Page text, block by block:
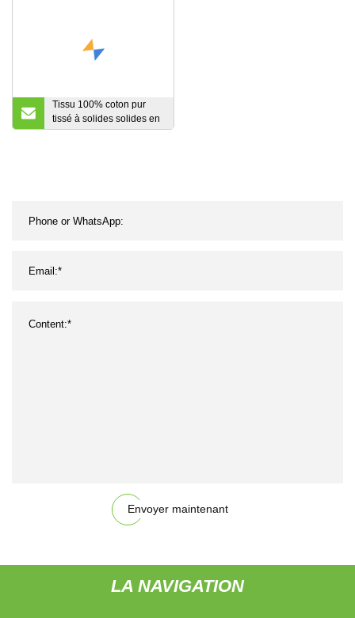
Tissu 100% coton pur
tissé à solides solides en
satin biologique de haute
Envoyer maintenant
LA NAVIGATION